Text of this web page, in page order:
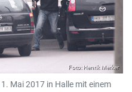
Foto: Henrik Merker
Mai 2017 in Halle mit einem